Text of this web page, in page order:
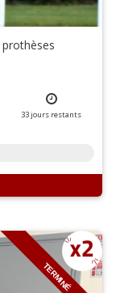
33jours restants
TERMINÉ